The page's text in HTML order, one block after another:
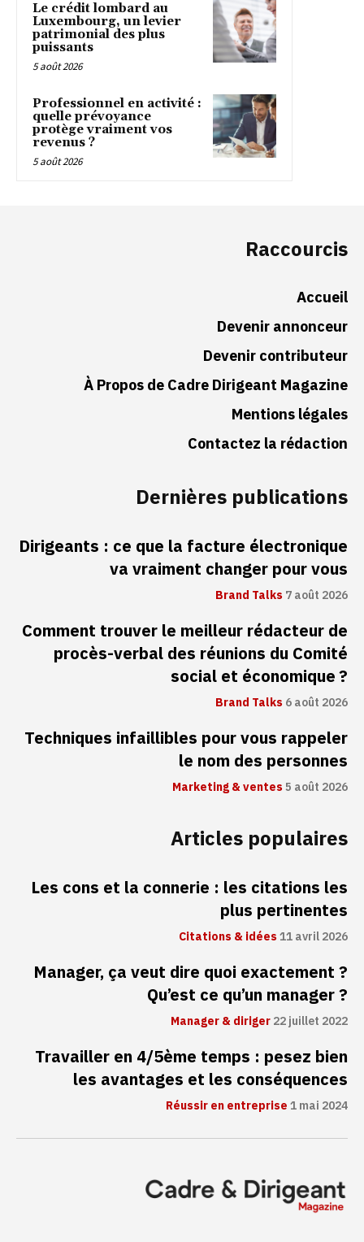
Le crédit lombard au
Luxembourg, un levier
patrimonial des plus
puissants
5 août 2026
Professionnel en activité :
quelle prévoyance
protège vraiment vos
revenus ?
5 août 2026
Raccourcis
Accueil
Devenir annonceur
Devenir contributeur
À Propos de Cadre Dirigeant Magazine
Mentions légales
Contactez la rédaction
Dernières publications
Dirigeants : ce que la facture électronique
va vraiment changer pour vous
Brand Talks7 août 2026
Comment trouver le meilleur rédacteur de
procès-verbal des réunions du Comité
social et économique ?
Brand Talks6 août 2026
Techniques infaillibles pour vous rappeler
le nom des personnes
Marketing & ventes5 août 2026
Articles populaires
Les cons et la connerie : les citations les
plus pertinentes
Citations & idées11 avril 2026
Manager, ça veut dire quoi exactement ?
Qu’est ce qu’un manager ?
Manager & diriger22 juillet 2022
Travailler en 4/5ème temps : pesez bien
les avantages et les conséquences
Réussir en entreprise1 mai 2024